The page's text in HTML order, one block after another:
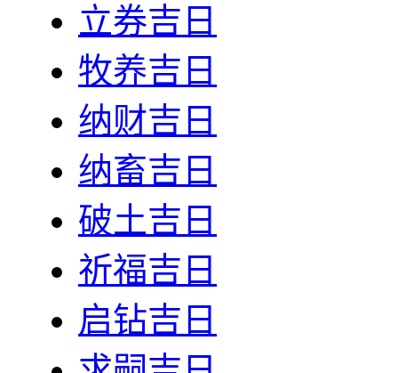
立券吉日
牧养吉日
纳财吉日
纳畜吉日
破土吉日
祈福吉日
启钻吉日